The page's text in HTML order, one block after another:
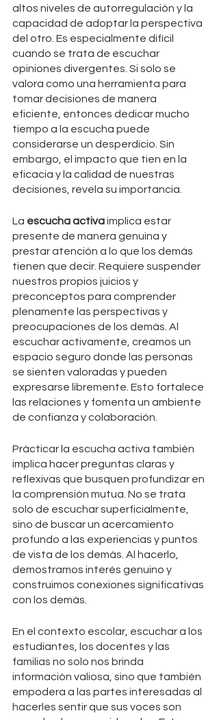
altos niveles de autorregulación y la
capacidad de adoptar la perspectiva
del otro. Es especialmente difícil
cuando se trata de escuchar
opiniones divergentes. Si solo se
valora como una herramienta para
tomar decisiones de manera
eficiente, entonces dedicar mucho
tiempo a la escucha puede
considerarse un desperdicio. Sin
embargo, el impacto que tien en la
eficacia y la calidad de nuestras
decisiones, revela su importancia.
La escucha activa implica estar
presente de manera genuina y
prestar atención a lo que los demás
tienen que decir. Requiere suspender
nuestros propios juicios y
preconceptos para comprender
plenamente las perspectivas y
preocupaciones de los demás. Al
escuchar activamente, creamos un
espacio seguro donde las personas
se sienten valoradas y pueden
expresarse libremente. Esto fortalece
las relaciones y fomenta un ambiente
de confianza y colaboración.
Prácticar la escucha activa también
implica hacer preguntas claras y
reflexivas que busquen profundizar en
la comprensión mutua. No se trata
solo de escuchar superficialmente,
sino de buscar un acercamiento
profundo a las experiencias y puntos
de vista de los demás. Al hacerlo,
demostramos interés genuino y
construimos conexiones significativas
con los demás.
En el contexto escolar, escuchar a los
estudiantes, los docentes y las
familias no solo nos brinda
información valiosa, sino que también
empodera a las partes interesadas al
hacerles sentir que sus voces son